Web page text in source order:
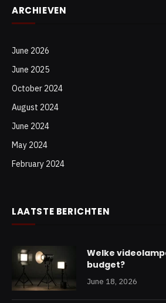
ARCHIEVEN
June 2026
June 2025
October 2024
August 2024
June 2024
May 2024
February 2024
LAATSTE BERICHTEN
Welke
budget?
June 18, 2026